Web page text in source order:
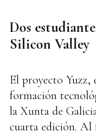
Dos
Silicon Valley
El proyecto Yuzz,
formación
la Xunta de
cuarta edición. Al